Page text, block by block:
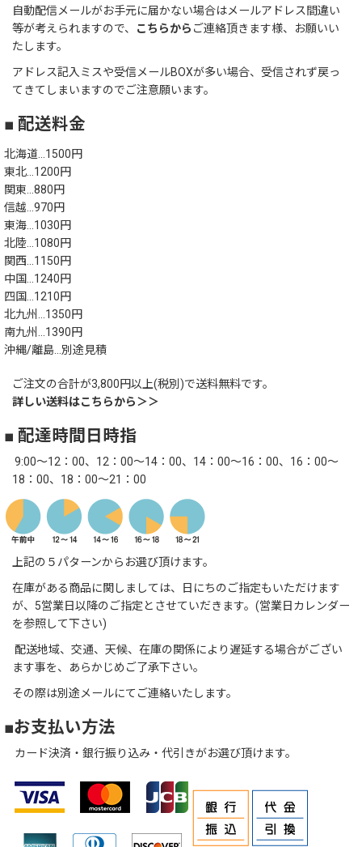
自動配信メールがお手元に届かない場合はメールアドレス間違い
等が考えられますので、
こちらから ご連絡頂きます様、お願いい
たします。
アドレス記入ミスや受信メールBOXが多い場合、受信されず戻っ
てきてしまいますのでご注意願います。
■ 配送料金
北海道…1500円
東北…1200円
関東…880円
信越…970円
東海…1030円
北陸…1080円
関西…1150円
中国…1240円
四国…1210円
北九州…1350円
南九州…1390円
沖縄/離島…別途見積
ご注文の合計が3,800円以上(税別)で送料無料です。
詳しい送料はこちらから＞＞
■ 配達時間日時指
9:00～12：00、12：00～14：00、14：00～16：00、16：00～
18：00、18：00～21：00
上記の５パターンからお選び頂けます。
在庫がある商品に関しましては、日にちのご指定もいただけます
が、5営業日以降のご指定とさせていだきます。(営業日カレンダー
を参照して下さい)
配送地域、交通、天候、在庫の関係により遅延する場合がござい
ます事を、あらかじめご了承下さい。
その際は別途メールにてご連絡いたします。
■お支払い方法
カード決済・銀行振り込み・代引きがお選び頂けます。